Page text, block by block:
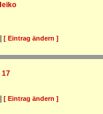
|[ Eintrag ändern ]
17
|[ Eintrag ändern ]